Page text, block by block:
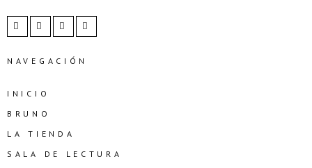
NAVEGACIÓN
INICIO
BRUNO
LA TIENDA
SALA DE LECTURA